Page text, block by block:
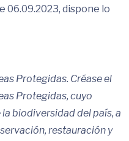
06.09.2023, dispone lo
Protegidas. Créase el
Protegidas, cuyo
biodiversidad del país, a
restauración y